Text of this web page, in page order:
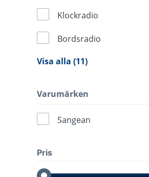
Klockradio
Bordsradio
Visa alla (11)
Varumärken
Sangean
Pris